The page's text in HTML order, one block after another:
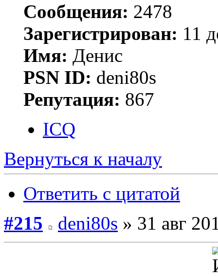
Сообщения: 2478
Зарегистрирован: 11
Имя: Денис
PSN ID: deni80s
Репутация: 867
ICQ
Вернуться к началу
Ответить с цитатой
#215
deni80s » 31 авг